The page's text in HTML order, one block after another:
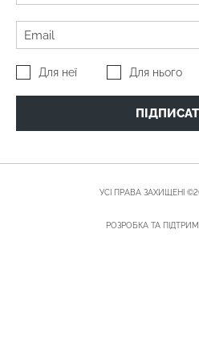
Для неї Для нього
УСІ ПРАВА ЗАХИЩЕНІ
РОЗРОБКА ТА